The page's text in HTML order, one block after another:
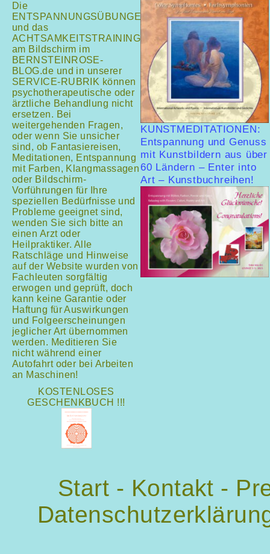
Die
ENTSPANNUNGSÜBUNGEN
und das
ACHTSAMKEITSTRAINING
am Bildschirm im
BERNSTEINROSE-
BLOG.de und in unserer
SERVICE-RUBRIK können
psychotherapeutische oder
ärztliche Behandlung nicht
ersetzen. Bei
weitergehenden Fragen,
oder wenn Sie unsicher
sind, ob Fantasiereisen,
Meditationen, Entspannung
mit Farben, Klangmassagen
oder Bildschirm-
Vorführungen für Ihre
speziellen Bedürfnisse und
Probleme geeignet sind,
wenden Sie sich bitte an
einen Arzt oder
Heilpraktiker. Alle
Ratschläge und Hinweise
auf der Website wurden von
Fachleuten sorgfältig
erwogen und geprüft, doch
kann keine Garantie oder
Haftung für Auswirkungen
und Folgeerscheinungen
jeglicher Art übernommen
werden. Meditieren Sie
nicht während einer
Autofahrt oder bei Arbeiten
an Maschinen!
KOSTENLOSES
GESCHENKBUCH !!!
KUNSTMEDITATIONEN:
Entspannung und Genuss
mit Kunstbildern aus über
60 Ländern – Enter into
Art – Kunstbuchreihen!
Start - Kontakt -